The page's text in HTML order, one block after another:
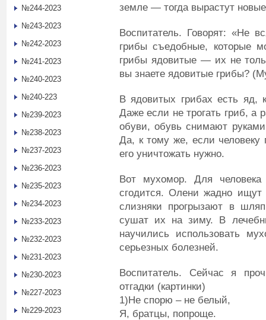
земле — тогда вырастут
Воспитатель. Говорят: «Не
грибы съедобные, которые
грибы ядовитые — их не
вы знаете ядовитые грибы?
В ядовитых грибах есть яд,
Даже если не трогать гриб, а
обуви, обувь снимают
Да, к тому же, если человеку
его уничтожать нужно.
Вот мухомор. Для
сгодится. Олени жадно
слизняки прогрызают в
сушат их на зиму. В
научились использовать
серьезных болезней.
Воспитатель. Сейчас я
отгадки (картинки)
1)Не спорю – не белый,
Я, братцы, попроще.
№244-2023
№243-2023
№242-2023
№241-2023
№240-2023
№240-223
№239-2023
№238-2023
№237-2023
№236-2023
№235-2023
№234-2023
№233-2023
№232-2023
№231-2023
№230-2023
№227-2023
№229-2023